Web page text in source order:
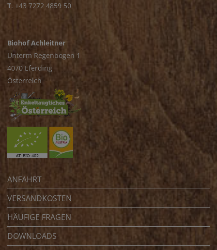
T. +43 7272 4859 50
Biohof Achleitner
Unterm Regenbogen 1
4070 Eferding
Österreich
ANFAHRT
VERSANDKOSTEN
HÄUFIGE FRAGEN
DOWNLOADS